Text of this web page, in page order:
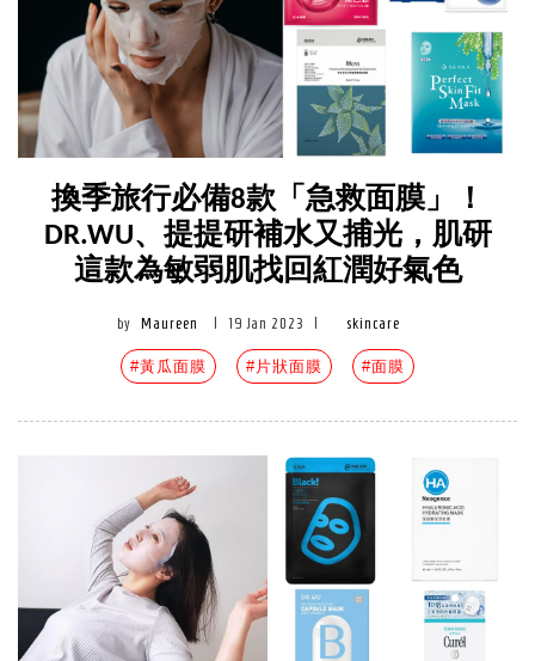
換季旅行必備8款「急救面膜」！
DR.WU、提提研補水又捕光，肌研
這款為敏弱肌找回紅潤好氣色
by Maureen 19 Jan 2023 skincare
#黃瓜面膜 #片狀面膜 #面膜